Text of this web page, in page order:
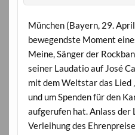
München (Bayern, 29.
bewegendste Moment
Meine, Sänger der
seiner Laudatio auf José
mit dem Weltstar das Lied
und um Spenden für den
aufgerufen hat. Anlass
Verleihung des